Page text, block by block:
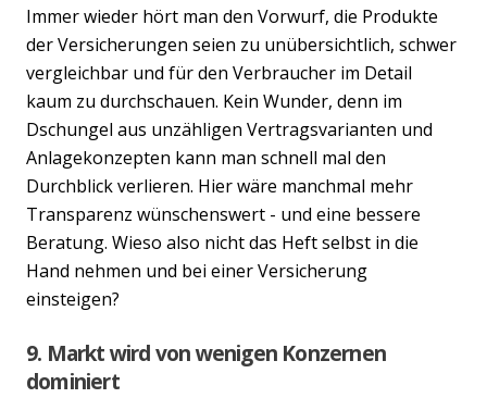
Immer wieder hört man den Vorwurf, die Produkte
der Versicherungen seien zu unübersichtlich, schwer
vergleichbar und für den Verbraucher im Detail
kaum zu durchschauen. Kein Wunder, denn im
Dschungel aus unzähligen Vertragsvarianten und
Anlagekonzepten kann man schnell mal den
Durchblick verlieren. Hier wäre manchmal mehr
Transparenz wünschenswert - und eine bessere
Beratung. Wieso also nicht das Heft selbst in die
Hand nehmen und bei einer Versicherung
einsteigen?
9. Markt wird von wenigen Konzernen
dominiert